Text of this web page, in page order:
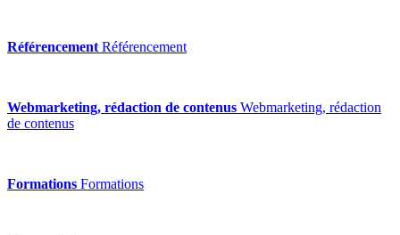
Référencement Référencement
Webmarketing, rédaction de contenus Webmarketing, rédaction
de contenus
Formations Formations